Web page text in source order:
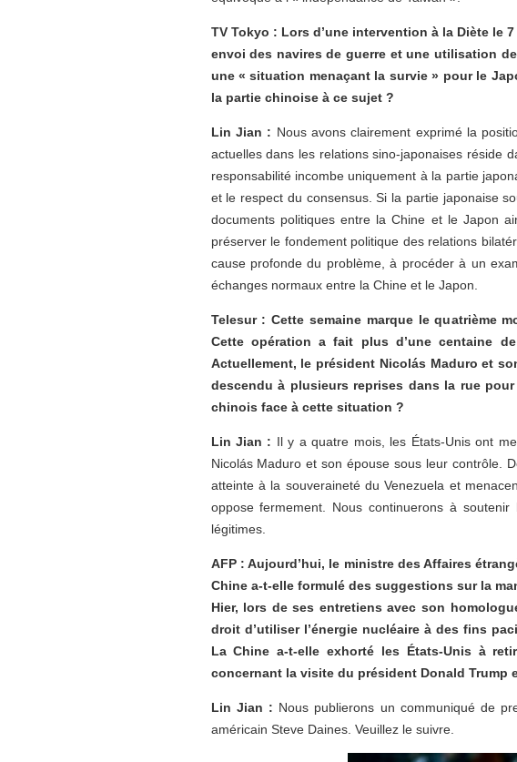
TV Tokyo : Lors d’une intervention à la Diète le
envoi des navires de guerre et une utilisation
une « situation menaçant la survie » pour le
la partie chinoise à ce sujet ?
Lin Jian : Nous avons clairement exprimé la
actuelles dans les relations sino-japonaises réside
responsabilité incombe uniquement à la partie
et le respect du consensus. Si la partie japonaise
documents politiques entre la Chine et le Japon
préserver le fondement politique des relations
cause profonde du problème, à procéder à un
échanges normaux entre la Chine et le Japon.
Telesur : Cette semaine marque le quatrième
Cette opération a fait plus d’une centaine
Actuellement, le président Nicolás Maduro et
descendu à plusieurs reprises dans la rue
chinois face à cette situation ?
Lin Jian : Il y a quatre mois, les États-Unis ont
Nicolás Maduro et son épouse sous leur contrôle.
atteinte à la souveraineté du Venezuela et
oppose fermement. Nous continuerons à
légitimes.
AFP : Aujourd’hui, le ministre des Affaires
Chine a-t-elle formulé des suggestions sur la
Hier, lors de ses entretiens avec son
droit d’utiliser l’énergie nucléaire à des fins
La Chine a-t-elle exhorté les États-Unis à
concernant la visite du président Donald Trump
Lin Jian : Nous publierons un communiqué de
américain Steve Daines. Veuillez le suivre.